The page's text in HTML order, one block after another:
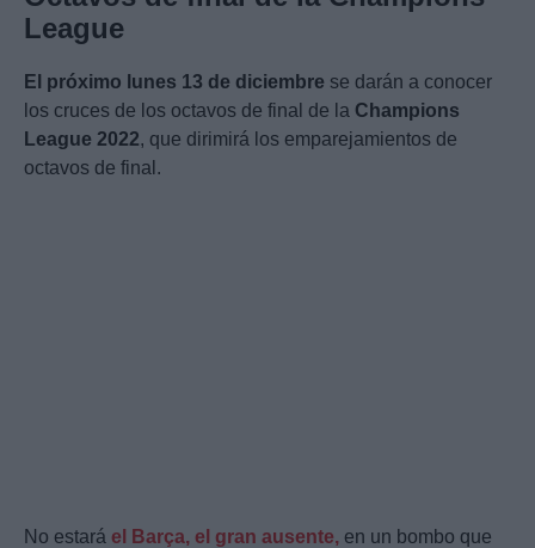
League
El próximo lunes 13 de diciembre se darán a conocer
los cruces de los octavos de final de la Champions
League 2022, que dirimirá los emparejamientos de
octavos de final.
No estará el Barça, el gran ausente, en un bombo que